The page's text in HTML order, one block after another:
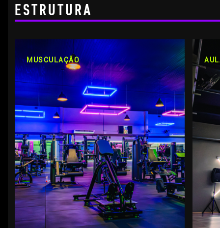
ESTRUTURA
MUSCULAÇÃO